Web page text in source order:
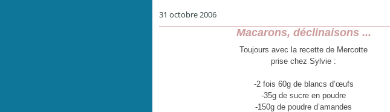
31 octobre 2006
Macarons, déclinaisons ...
Toujours avec la recette de Mercotte
prise chez Sylvie :
-2 fois 60g de blancs d’œufs
-35g de sucre en poudre
-150g de poudre d’amandes